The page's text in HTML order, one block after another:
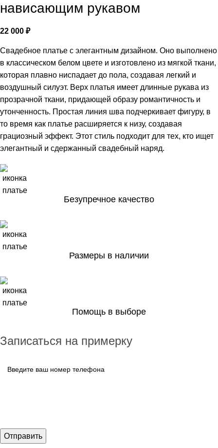
нависающим рукавом
22 000 ₽
Свадебное платье с элегантным дизайном. Оно выполнено
в классическом белом цвете и изготовлено из мягкой ткани,
которая плавно ниспадает до пола, создавая легкий и
воздушный силуэт. Верх платья имеет длинные рукава из
прозрачной ткани, придающей образу романтичность и
утонченность. Простая линия шва подчеркивает фигуру, в
то время как платье расширяется к низу, создавая
грациозный эффект. Этот стиль подходит для тех, кто ищет
элегантный и сдержанный свадебный наряд.
Безупречное качество
Размеры в наличии
Помощь в выборе
Записаться на примерку